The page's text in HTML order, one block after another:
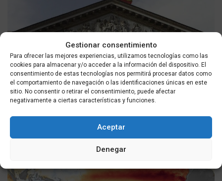
Gestionar consentimiento
Para ofrecer las mejores experiencias, utilizamos tecnologías como las
cookies para almacenar y/o acceder a la información del dispositivo. El
consentimiento de estas tecnologías nos permitirá procesar datos como
el comportamiento de navegación o las identificaciones únicas en este
sitio. No consentir o retirar el consentimiento, puede afectar
negativamente a ciertas características y funciones.
Aceptar
Denegar
POLÍTICA
El PP solicita activar el Congreso y el Senado en agosto
ante la crisis migratoria en Ceuta
MASQUEALDIA UTMEDIOS